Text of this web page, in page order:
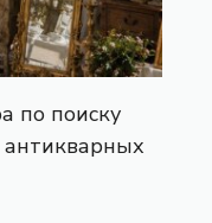
по поиску